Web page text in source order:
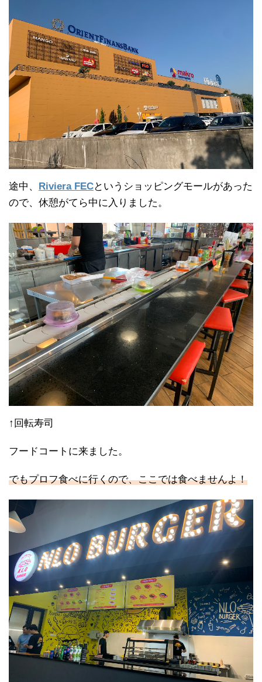
途中、 Riviera FECというショッピングモールがあった
ので、休憩がてら中に入りました。
↑回転寿司
フードコートに来ました。
でもプロフ食べに行くので、ここでは食べませんよ！